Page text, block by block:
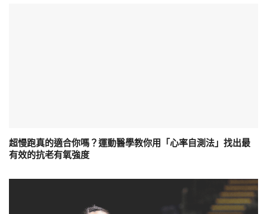
超慢跑真的適合你嗎？運動醫學教你用「心率自測法」找出最
有效的抗老有氧強度